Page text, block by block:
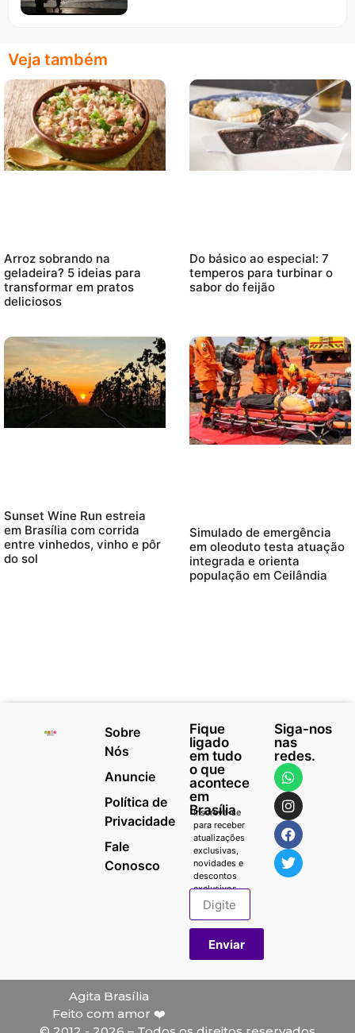
Veja também
Arroz sobrando na
geladeira? 5 ideias para
transformar em pratos
deliciosos
Do básico ao especial: 7
temperos para turbinar o
sabor do feijão
Sunset Wine Run estreia
em Brasília com corrida
entre vinhedos, vinho e pôr
do sol
Simulado de emergência
em oleoduto testa atuação
integrada e orienta
população em Ceilândia
Sobre
Nós
Anuncie
Política de
Privacidade
Fale
Conosco
Fique
ligado
em tudo
o que
acontece
em
Brasília
Inscreva-se
para receber
atualizações
exclusivas,
novidades e
descontos
exclusivos.
Enviar
Siga-nos
nas
redes.
Agita Brasília
Feito com amor ❤️